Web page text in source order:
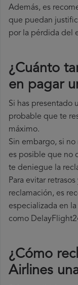
Además, es
que puedan
por la pérdida del
¿Cuánto
en pagar
Si has presentado
probable que te
máximo.
Sin embargo, si
es posible que no
te deniegue la
Para evitar
reclamación, es
especializada en
como
¿Cómo
Airlines